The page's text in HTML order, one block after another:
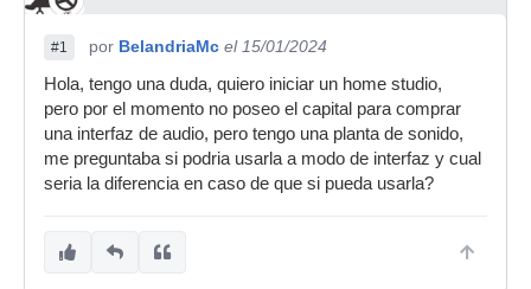
#1 por BelandriaMc el 15/01/2024
Hola, tengo una duda, quiero iniciar un home studio,
pero por el momento no poseo el capital para comprar
una interfaz de audio, pero tengo una planta de sonido,
me preguntaba si podria usarla a modo de interfaz y cual
seria la diferencia en caso de que si pueda usarla?